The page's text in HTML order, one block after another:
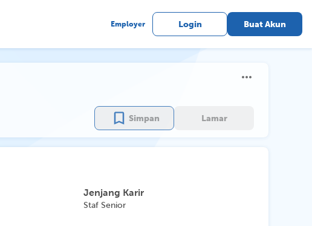
Employer Login Buat Akun
Simpan Lamar
Jenjang Karir
Staf Senior